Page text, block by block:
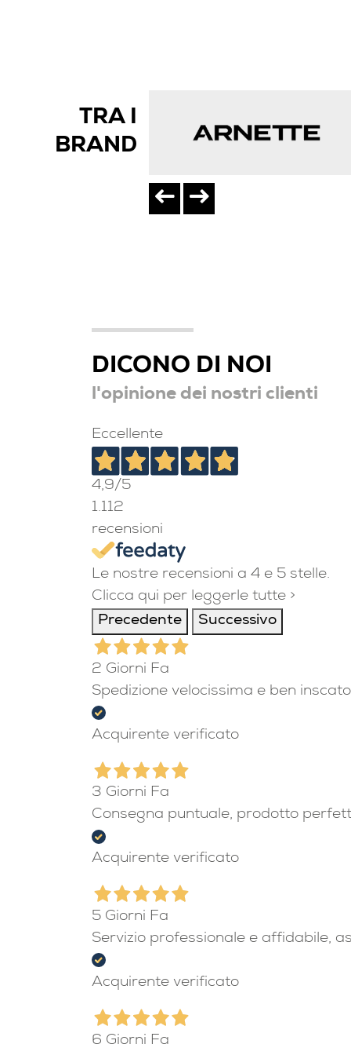
TRA I
BRAND
DICONO DI NOI
l'opinione dei nostri clienti
Eccellente
4,9/5
1.112
recensioni
Le nostre recensioni a 4 e 5 stelle.
Clicca qui per leggerle tutte >
Precedente
Successivo
2 Giorni Fa
Spedizione velocissima e ben
Acquirente verificato
3 Giorni Fa
Consegna puntuale, prodotto
Acquirente verificato
5 Giorni Fa
Servizio professionale e affidabile,
Acquirente verificato
6 Giorni Fa